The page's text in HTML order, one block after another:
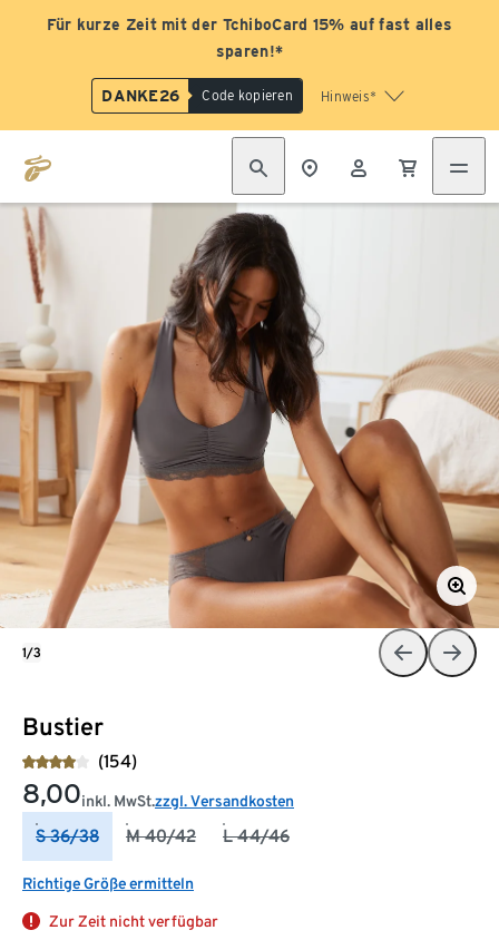
Für kurze Zeit mit der TchiboCard 15% auf fast alles
sparen!*
DANKE26 Code kopieren Hinweis*
Bustier
(154)
8,00inkl. MwSt.zzgl. Versandkosten
S 36/38 M 40/42 L 44/46
Richtige Größe ermitteln
Zur Zeit nicht verfügbar
1/3